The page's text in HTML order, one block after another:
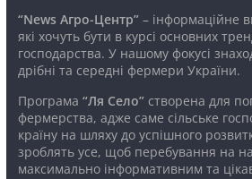
“News Агро-Центр”– інформаційне
які хочуть бути в курсі основних
господарства. У нашому фокусі
дрібні та середні фермери України.
Програма “Ля Село”створена для
фермерства, адже саме сільське
країну на шляху до успішного
зроблять усе, щоб перебування на
максимально інформативним та